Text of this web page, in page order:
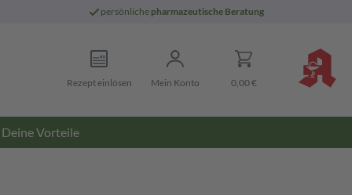
persönliche pharmazeutische Beratung
Rezept einlösen Mein Konto 0,00 €
Deine Vorteile